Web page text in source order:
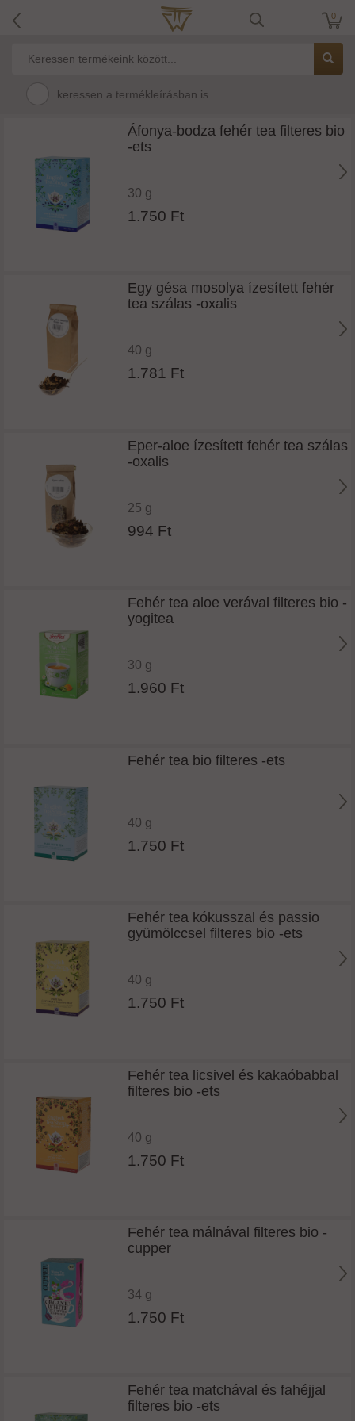
0
keressen a termékleírásban is
Áfonya-bodza fehér tea filteres bio
-ets
30 g
1.750 Ft
Egy gésa mosolya ízesített fehér
tea szálas -oxalis
40 g
1.781 Ft
Eper-aloe ízesített fehér tea szálas
-oxalis
25 g
994 Ft
Fehér tea aloe verával filteres bio -
yogitea
30 g
1.960 Ft
Fehér tea bio filteres -ets
40 g
1.750 Ft
Fehér tea kókusszal és passio
gyümölccsel filteres bio -ets
40 g
1.750 Ft
Fehér tea licsivel és kakaóbabbal
filteres bio -ets
40 g
1.750 Ft
Fehér tea málnával filteres bio -
cupper
34 g
1.750 Ft
Fehér tea matchával és fahéjjal
filteres bio -ets